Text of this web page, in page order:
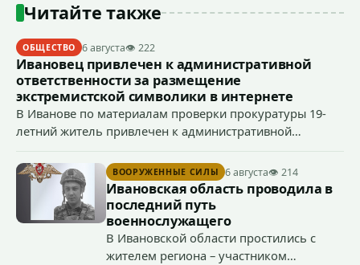
Читайте также
ОБЩЕСТВО 6 августа👁 222
Ивановец привлечен к административной
ответственности за размещение
экстремистской символики в интернете
В Иванове по материалам проверки прокуратуры 19-
летний житель привлечен к административной
демонстрирование символики экстремистской
организации, если эти действия не содержат признаков
уголовно наказуемого деяния) за размещение
экстремистской символики в сети Интернет.
ВООРУЖЕННЫЕ СИЛЫ 6 августа👁 214
Ивановская область проводила в
последний путь
военнослужащего
В Ивановской области простились с
жителем региона – участником